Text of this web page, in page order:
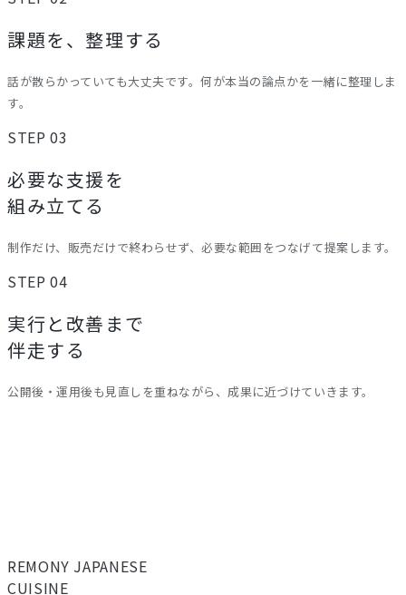
課題を、整理する
話が散らかっていても大丈夫です。何が本当の論点かを一緒に整理しま
す。
STEP 03
必要な支援を
組み立てる
制作だけ、販売だけで終わらせず、必要な範囲をつなげて提案します。
STEP 04
実行と改善まで
伴走する
公開後・運用後も見直しを重ねながら、成果に近づけていきます。
REMONY JAPANESE
CUISINE